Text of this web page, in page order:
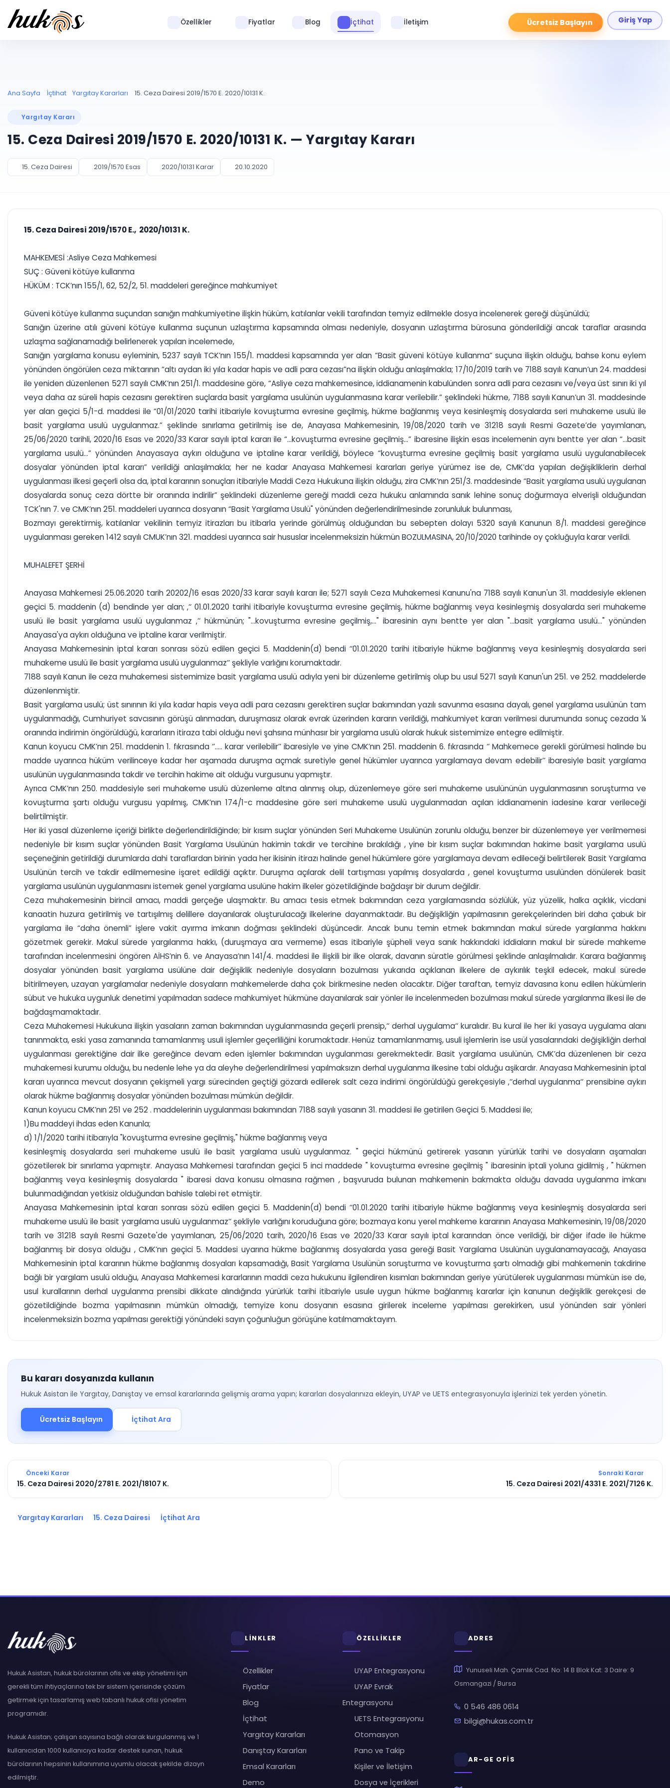
Ücretsiz Başlayın Giriş Yap
Özellikler Fiyatlar Blog İçtihat İletişim
Ana Sayfa İçtihat Yargıtay Kararları 15. Ceza Dairesi 2019/1570 E. 2020/10131 K.
Yargıtay Kararı
15. Ceza Dairesi 2019/1570 E. 2020/10131 K. — Yargıtay Kararı
15. Ceza Dairesi 2019/1570 Esas 2020/10131 Karar 20.10.2020
15. Ceza Dairesi 2019/1570 E., 2020/10131 K.
MAHKEMESİ :Asliye Ceza Mahkemesi
SUÇ : Güveni kötüye kullanma
HÜKÜM : TCK’nın 155/1, 62, 52/2, 51. maddeleri gereğince mahkumiyet
Güveni kötüye kullanma suçundan sanığın mahkumiyetine ilişkin hüküm, katılanlar vekili tarafından temyiz edilmekle dosya incelenerek gereği düşünüldü;
Sanığın üzerine atılı güveni kötüye kullanma suçunun uzlaştırma kapsamında olması nedeniyle, dosyanın uzlaştırma bürosuna gönderildiği ancak taraflar arasında
uzlaşma sağlanamadığı belirlenerek yapılan incelemede,
Sanığın yargılama konusu eyleminin, 5237 sayılı TCK’nın 155/1. maddesi kapsamında yer alan “Basit güveni kötüye kullanma” suçuna ilişkin olduğu, bahse konu eylem
yönünden öngörülen ceza miktarının “altı aydan iki yıla kadar hapis ve adli para cezası”na ilişkin olduğu anlaşılmakla; 17/10/2019 tarih ve 7188 sayılı Kanun’un 24. maddesi
ile yeniden düzenlenen 5271 sayılı CMK’nın 251/1. maddesine göre, “Asliye ceza mahkemesince, iddianamenin kabulünden sonra adli para cezasını ve/veya üst sınırı iki yıl
veya daha az süreli hapis cezasını gerektiren suçlarda basit yargılama usulünün uygulanmasına karar verilebilir.” şeklindeki hükme, 7188 sayılı Kanun’un 31. maddesinde
yer alan geçici 5/1-d. maddesi ile “01/01/2020 tarihi itibariyle kovuşturma evresine geçilmiş, hükme bağlanmış veya kesinleşmiş dosyalarda seri muhakeme usulü ile
basit yargılama usulü uygulanmaz.” şeklinde sınırlama getirilmiş ise de, Anayasa Mahkemesinin, 19/08/2020 tarih ve 31218 sayılı Resmi Gazete’de yayımlanan,
25/06/2020 tarihli, 2020/16 Esas ve 2020/33 Karar sayılı iptal kararı ile “...kovuşturma evresine geçilmiş...” ibaresine ilişkin esas incelemenin aynı bentte yer alan “...basit
yargılama usulü...” yönünden Anayasaya aykırı olduğuna ve iptaline karar verildiği, böylece “kovuşturma evresine geçilmiş basit yargılama usulü uygulanabilecek
dosyalar yönünden iptal kararı” verildiği anlaşılmakla; her ne kadar Anayasa Mahkemesi kararları geriye yürümez ise de, CMK’da yapılan değişikliklerin derhal
uygulanması ilkesi geçerli olsa da, iptal kararının sonuçları itibariyle Maddi Ceza Hukukuna ilişkin olduğu, zira CMK’nın 251/3. maddesinde “Basit yargılama usulü uygulanan
dosyalarda sonuç ceza dörtte bir oranında indirilir” şeklindeki düzenleme gereği maddi ceza hukuku anlamında sanık lehine sonuç doğurmaya elverişli olduğundan
TCK'nın 7. ve CMK’nın 251. maddeleri uyarınca dosyanın “Basit Yargılama Usulü" yönünden değerlendirilmesinde zorunluluk bulunması,
Bozmayı gerektirmiş, katılanlar vekilinin temyiz itirazları bu itibarla yerinde görülmüş olduğundan bu sebepten dolayı 5320 sayılı Kanunun 8/1. maddesi gereğince
uygulanması gereken 1412 sayılı CMUK’nın 321. maddesi uyarınca sair hususlar incelenmeksizin hükmün BOZULMASINA, 20/10/2020 tarihinde oy çokluğuyla karar verildi.
MUHALEFET ŞERHİ
Anayasa Mahkemesi 25.06.2020 tarih 20202/16 esas 2020/33 karar sayılı kararı ile; 5271 sayılı Ceza Muhakemesi Kanunu'na 7188 sayılı Kanun'un 31. maddesiyle eklenen
geçici 5. maddenin (d) bendinde yer alan; ‚‘‘ 01.01.2020 tarihi itibariyle kovuşturma evresine geçilmiş, hükme bağlanmış veya kesinleşmiş dosyalarda seri muhakeme
usulü ile basit yargılama usulü uygulanmaz ‚‘‘ hükmünün; "...kovuşturma evresine geçilmiş,..." ibaresinin aynı bentte yer alan "...basit yargılama usulü..." yönünden
Anayasa'ya aykırı olduğuna ve iptaline karar verilmiştir.
Anayasa Mahkemesinin iptal kararı sonrası sözü edilen geçici 5. Maddenin(d) bendi ‘‘01.01.2020 tarihi itibariyle hükme bağlanmış veya kesinleşmiş dosyalarda seri
muhakeme usulü ile basit yargılama usulü uygulanmaz‘‘ şekliyle varlığını korumaktadır.
7188 sayılı Kanun ile ceza muhakemesi sistemimize basit yargılama usulü adıyla yeni bir düzenleme getirilmiş olup bu usul 5271 sayılı Kanun'un 251. ve 252. maddelerde
düzenlenmiştir.
Basit yargılama usulü; üst sınırının iki yıla kadar hapis veya adli para cezasını gerektiren suçlar bakımından yazılı savunma esasına dayalı, genel yargılama usulünün tam
uygulanmadığı, Cumhuriyet savcısının görüşü alınmadan, duruşmasız olarak evrak üzerinden kararın verildiği, mahkumiyet kararı verilmesi durumunda sonuç cezada ¼
oranında indirimin öngörüldüğü, kararların itiraza tabi olduğu nevi şahsına münhasır bir yargılama usulü olarak hukuk sistemimize entegre edilmiştir.
Kanun koyucu CMK’nın 251. maddenin 1. fıkrasında ‘’….. karar verilebilir’’ ibaresiyle ve yine CMK’nın 251. maddenin 6. fıkrasında ‘’ Mahkemece gerekli görülmesi halinde bu
madde uyarınca hüküm verilinceye kadar her aşamada duruşma açmak suretiyle genel hükümler uyarınca yargılamaya devam edebilir’’ ibaresiyle basit yargılama
usulünün uygulanmasında takdir ve tercihin hakime ait olduğu vurgusunu yapmıştır.
Ayrıca CMK’nın 250. maddesiyle seri muhakeme usulü düzenleme altına alınmış olup, düzenlemeye göre seri muhakeme usulününün uygulanmasının soruşturma ve
kovuşturma şartı olduğu vurgusu yapılmış, CMK’nın 174/1-c maddesine göre seri muhakeme usulü uygulanmadan açılan iddianamenin iadesine karar verileceği
belirtilmiştir.
Her iki yasal düzenleme içeriği birlikte değerlendirildiğinde; bir kısım suçlar yönünden Seri Muhakeme Usulünün zorunlu olduğu, benzer bir düzenlemeye yer verilmemesi
nedeniyle bir kısım suçlar yönünden Basit Yargılama Usulünün hakimin takdir ve tercihine bırakıldığı , yine bir kısım suçlar bakımından hakime basit yargılama usulü
seçeneğinin getirildiği durumlarda dahi taraflardan birinin yada her ikisinin itirazı halinde genel hükümlere göre yargılamaya devam edileceği belirtilerek Basit Yargılama
Usulünün tercih ve takdir edilmemesine işaret edildiği açıktır. Duruşma açılarak delil tartışması yapılmış dosyalarda , genel kovuşturma usulünden dönülerek basit
yargılama usulünün uygulanmasını istemek genel yargılama usulüne hakim ilkeler gözetildiğinde bağdaşır bir durum değildir.
Ceza muhakemesinin birincil amacı, maddi gerçeğe ulaşmaktır. Bu amacı tesis etmek bakımından ceza yargılamasında sözlülük, yüz yüzelik, halka açıklık, vicdani
kanaatin huzura getirilmiş ve tartışılmış delillere dayanılarak oluşturulacağı ilkelerine dayanmaktadır. Bu değişikliğin yapılmasının gerekçelerinden biri daha çabuk bir
yargılama ile “daha önemli” işlere vakit ayırma imkanın doğması şeklindeki düşüncedir. Ancak bunu temin etmek bakımından makul sürede yargılanma hakkını
gözetmek gerekir. Makul sürede yargılanma hakkı, (duruşmaya ara vermeme) esas itibariyle şüpheli veya sanık hakkındaki iddiaların makul bir sürede mahkeme
tarafından incelenmesini öngören AİHS’nin 6. ve Anayasa’nın 141/4. maddesi ile ilişkili bir ilke olarak, davanın süratle görülmesi şeklinde anlaşılmalıdır. Karara bağlanmış
dosyalar yönünden basit yargılama usülüne dair değişiklik nedeniyle dosyaların bozulması yukarıda açıklanan ilkelere de aykırılık teşkil edecek, makul sürede
bitirilmeyen, uzayan yargılamalar nedeniyle dosyaların mahkemelerde daha çok birikmesine neden olacaktır. Diğer taraftan, temyiz davasına konu edilen hükümlerin
sübut ve hukuka uygunluk denetimi yapılmadan sadece mahkumiyet hükmüne dayanılarak sair yönler ile incelenmeden bozulması makul sürede yargılanma ilkesi ile de
bağdaşmamaktadır.
Ceza Muhakemesi Hukukuna ilişkin yasaların zaman bakımından uygulanmasında geçerli prensip‚‘‘ derhal uygulama‘‘ kuralıdır. Bu kural ile her iki yasaya uygulama alanı
tanınmakta, eski yasa zamanında tamamlanmış usuli işlemler geçerliliğini korumaktadır. Henüz tamamlanmamış, usuli işlemlerin ise usül yasalarındaki değişikliğin derhal
uygulanması gerektiğine dair ilke gereğince devam eden işlemler bakımından uygulanması gerekmektedir. Basit yargılama usulünün, CMK’da düzenlenen bir ceza
muhakemesi kurumu olduğu, bu nedenle lehe ya da aleyhe değerlendirilmesi yapılmaksızın derhal uygulanma ilkesine tabi olduğu aşikardır. Anayasa Mahkemesinin iptal
kararı uyarınca mevcut dosyanın çekişmeli yargı sürecinden geçtiği gözardı edilerek salt ceza indirimi öngörüldüğü gerekçesiyle ‚‘‘derhal uygulanma‘‘ prensibine aykırı
olarak hükme bağlanmış dosyalar yönünden bozulması mümkün değildir.
Kanun koyucu CMK’nın 251 ve 252 . maddelerinin uygulanması bakımından 7188 sayılı yasanın 31. maddesi ile getirilen Geçici 5. Maddesi ile;
1)Bu maddeyi ihdas eden Kanunla;
d) 1/1/2020 tarihi itibarıyla "kovuşturma evresine geçilmiş," hükme bağlanmış veya
kesinleşmiş dosyalarda seri muhakeme usulü ile basit yargılama usulü uygulanmaz. " geçici hükmünü getirerek yasanın yürürlük tarihi ve dosyaların aşamaları
gözetilerek bir sınırlama yapmıştır. Anayasa Mahkemesi tarafından geçici 5 inci maddede " kovuşturma evresine geçilmiş " ibaresinin iptali yoluna gidilmiş , " hükmen
bağlanmış veya kesinleşmiş dosyalarda " ibaresi dava konusu olmasına rağmen , başvuruda bulunan mahkemenin bakmakta olduğu davada uygulanma imkanı
bulunmadığından yetkisiz olduğundan bahisle talebi ret etmiştir.
Anayasa Mahkemesinin iptal kararı sonrası sözü edilen geçici 5. Maddenin(d) bendi ‘‘01.01.2020 tarihi itibariyle hükme bağlanmış veya kesinleşmiş dosyalarda seri
muhakeme usulü ile basit yargılama usulü uygulanmaz‘‘ şekliyle varlığını koruduğuna göre; bozmaya konu yerel mahkeme kararının Anayasa Mahkemesinin, 19/08/2020
tarih ve 31218 sayılı Resmi Gazete'de yayımlanan, 25/06/2020 tarih, 2020/16 Esas ve 2020/33 Karar sayılı iptal kararından önce verildiği, bir diğer ifade ile hükme
bağlanmış bir dosya olduğu , CMK’nın geçici 5. Maddesi uyarına hükme bağlanmış dosyalarda yasa gereği Basit Yargılama Usulünün uygulanamayacağı, Anayasa
Mahkemesinin iptal kararının hükme bağlanmış dosyaları kapsamadığı, Basit Yargılama Usulünün soruşturma ve kovuşturma şartı olmadığı gibi mahkemenin takdirine
bağlı bir yargılam usulü olduğu, Anayasa Mahkemesi kararlarının maddi ceza hukukunu ilgilendiren kısımları bakımından geriye yürütülerek uygulanması mümkün ise de,
usul kurallarının derhal uygulanma prensibi dikkate alındığında yürürlük tarihi itibariyle usule uygun hükme bağlanmış kararlar için kanunun değişiklik gerekçesi de
gözetildiğinde bozma yapılmasının mümkün olmadığı, temyize konu dosyanın esasına girilerek inceleme yapılması gerekirken, usul yönünden sair yönleri
incelenmeksizin bozma yapılması gerektiği yönündeki sayın çoğunluğun görüşüne katılmamaktayım.
Bu kararı dosyanızda kullanın
Hukuk Asistan ile Yargıtay, Danıştay ve emsal kararlarında gelişmiş arama yapın; kararları dosyalarınıza ekleyin, UYAP ve UETS entegrasyonuyla işlerinizi tek yerden yönetin.
Ücretsiz Başlayın İçtihat Ara
Önceki Karar
15. Ceza Dairesi 2020/2781 E. 2021/18107 K.
Sonraki Karar
15. Ceza Dairesi 2021/4331 E. 2021/7126 K.
Yargıtay Kararları 15. Ceza Dairesi İçtihat Ara
Hukuk Asistan, hukuk bürolarının ofis ve ekip yönetimi için
gerekli tüm ihtiyaçlarına tek bir sistem içerisinde çözüm
getirmek için tasarlamış web tabanlı hukuk ofisi yönetim
programıdır.
Hukuk Asistan; çalışan sayısına bağlı olarak kurgulanmış ve 1
kullanıcıdan 1000 kullanıcıya kadar destek sunan, hukuk
bürolarının hepsinin kullanımına uyumlu olacak şekilde dizayn
edilmiştir.
LİNKLER
Özellikler
Fiyatlar
Blog
İçtihat
Yargıtay Kararları
Danıştay Kararları
Emsal Kararları
Demo
ÖZELLİKLER
UYAP Entegrasyonu
UYAP Evrak
Entegrasyonu
UETS Entegrasyonu
Otomasyon
Pano ve Takip
Kişiler ve İletişim
Dosya ve İçerikleri
ADRES
Yunuseli Mah. Çamlık Cad. No: 14 B Blok Kat: 3 Daire: 9
Osmangazi / Bursa
0 546 486 0614
bilgi@hukas.com.tr
AR-GE OFİS